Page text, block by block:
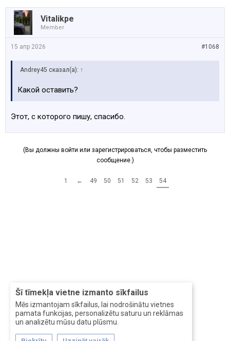
Šī tīmekļa vietne izmanto sīkfailus
Mēs izmantojam sīkfailus, lai nodrošinātu vietnes
pamata funkcijas, personalizētu saturu un reklāmas
un analizētu mūsu datu plūsmu.
Vitalikpe
Member
#1068
15 апр 2026
Andrey45 сказал(а): ↑
Какой оставить?
Этот, с которого пишу, спасибо.
(Вы должны войти или зарегистрироваться, чтобы разместить
сообщение.)
1 ← 49 50 51 52 53 54